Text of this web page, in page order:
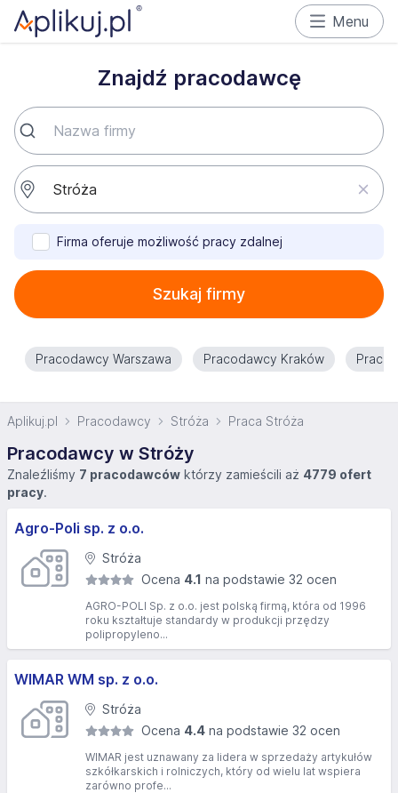
Menu
Znajdź pracodawcę
Firma oferuje możliwość pracy zdalnej
Szukaj firmy
Pracodawcy Warszawa Pracodawcy Kraków
Aplikuj.pl Pracodawcy Stróża Praca Stróża
Pracodawcy w Stróży
Znaleźliśmy 7 pracodawców którzy zamieścili aż 4779 ofert
pracy.
Agro-Poli sp. z o.o.
Stróża
Ocena 4.1 na podstawie 32 ocen
AGRO-POLI Sp. z o.o. jest polską firmą, która od 1996
roku kształtuje standardy w produkcji przędzy
polipropyleno...
WIMAR WM sp. z o.o.
Stróża
Ocena 4.4 na podstawie 32 ocen
WIMAR jest uznawany za lidera w sprzedaży artykułów
szkółkarskich i rolniczych, który od wielu lat wspiera
zarówno profe...